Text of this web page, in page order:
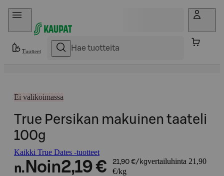
Hyppää sisältöön
Tuotteet
Ei valikoimassa
True Persikan makuinen taateli
100g
Kaikki True Dates -tuotteet
n. Noin2,19 € 21,90 €/kgvertailuhinta 21,90
€/kg